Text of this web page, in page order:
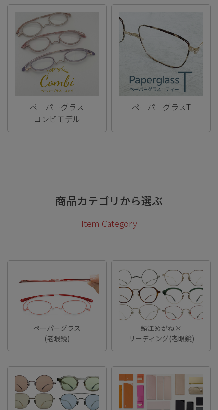
ペーパーグラス
コンビモデル
ペーパーグラスT
商品カテゴリから選ぶ
Item Category
ペーパーグラス
(老眼鏡)
鯖江めがね×
リーディング(老眼鏡)